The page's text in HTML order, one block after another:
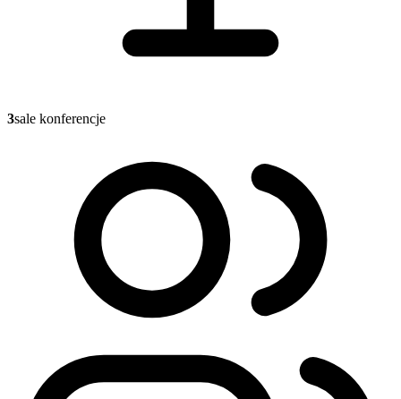
3sale konferencje